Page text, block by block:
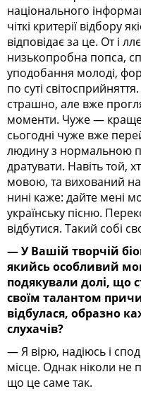
національного
чіткі критерії відбору
відповідає за це. От і
низькопробна попса,
уподобання молоді,
по суті
страшно, але вже
моменти. Чуже —
сьогодні чуже вже
людину з нормальною
дратувати. Навіть той,
мовою, та вихований на
нині каже: дайте мені
українську пісню.
відбутися. Такий собі
— У Вашій творчій
якийсь особливий
подякували долі, що
своїм талантом
відбулася, образно
слухачів?
— Я вірю, надіюсь і
місце. Однак ніколи не
що це саме так.